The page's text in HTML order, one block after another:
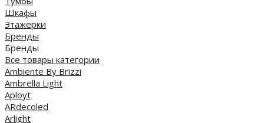
Шкафы
Этажерки
Бренды
Бренды
Все товары категории
Ambiente By Brizzi
Ambrella Light
Aployt
ARdecoled
Arlight